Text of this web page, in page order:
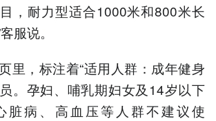
，耐力型适合1000米和800米长
服说。
里，标注着“适用人群：成年健身
。孕妇、哺乳期妇女及14岁以下
脏病、高血压等人群不建议使